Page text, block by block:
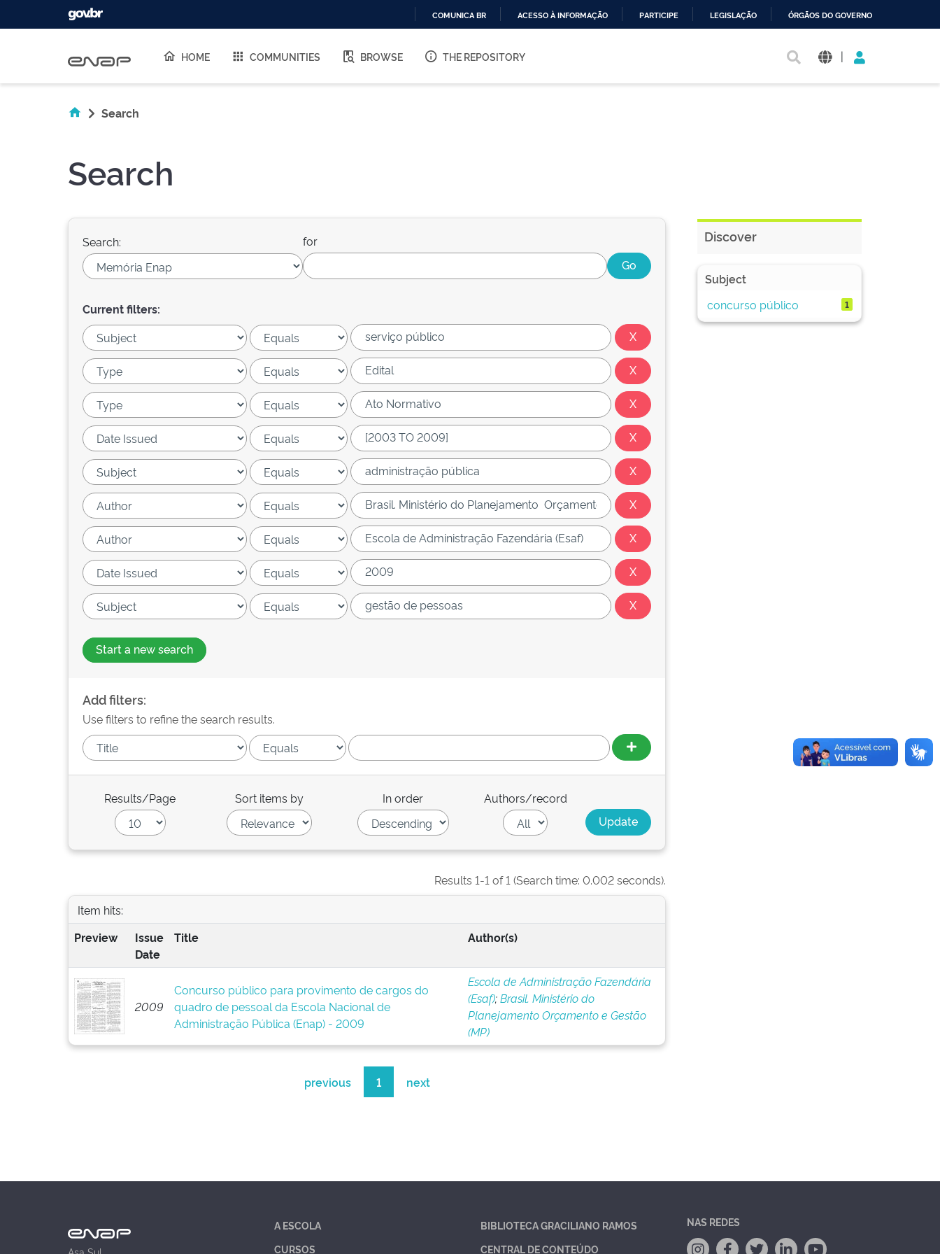
O
COMUNICA BR ACESSO À INFORMAÇÃO PARTICIPE LEGISLAÇÃO ÓRGÃOS DO GOVERNO
HOME COMMUNITIES BROWSE THE REPOSITORY |
Search
Search
Search: for
Current filters:
Start a new search
Add filters:
Use filters to refine the search results.
Results/Page Sort items by In order Authors/record
Results 1-1 of 1 (Search time: 0.002 seconds).
Item hits:
Preview
Issue
Date
Title Author(s)
2009
Concurso público para provimento de cargos do
quadro de pessoal da Escola Nacional de
Administração Pública (Enap) - 2009
Escola de Administração Fazendária
(Esaf);Brasil. Ministério do
Planejamento Orçamento e Gestão
(MP)
previous 1 next
Discover
Subject
concurso público
1
A ESCOLA
CURSOS
BIBLIOTECA GRACILIANO RAMOS
CENTRAL DE CONTEÚDO
NAS REDES